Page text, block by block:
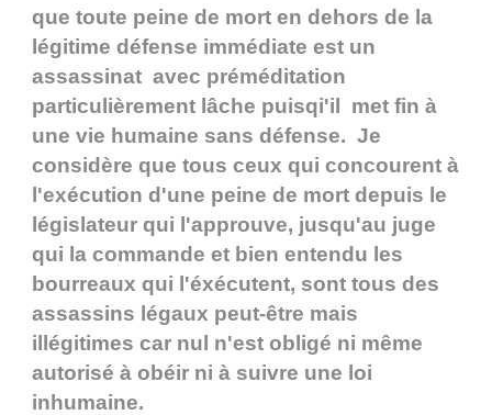
que toute peine de mort en dehors de la
légitime défense immédiate est un
assassinat avec préméditation
particulièrement lâche puisqi'il met fin à
une vie humaine sans défense. Je
considère que tous ceux qui concourent à
l'exécution d'une peine de mort depuis le
législateur qui l'approuve, jusqu'au juge
qui la commande et bien entendu les
bourreaux qui l'éxécutent, sont tous des
assassins légaux peut-être mais
illégitimes car nul n'est obligé ni même
autorisé à obéir ni à suivre une loi
inhumaine.